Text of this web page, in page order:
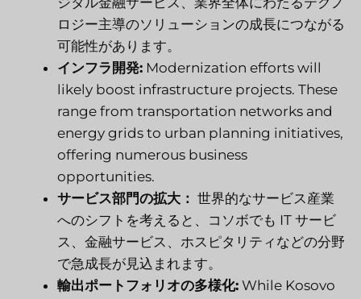
ロジー主導のソリューションの成長につながる
可能性があります。
インフラ開発: Modernization efforts will
likely boost infrastructure projects. These
range from transportation networks and
energy grids to urban planning initiatives,
offering numerous business
opportunities.
サービス部門の拡大： 世界的なサービス産業
へのシフトを考えると、コソボでも IT サービ
ス、金融サービス、ホスピタリティなどの分野
で急成長が見込まれます。
輸出ポートフォリオの多様化: While Kosovo